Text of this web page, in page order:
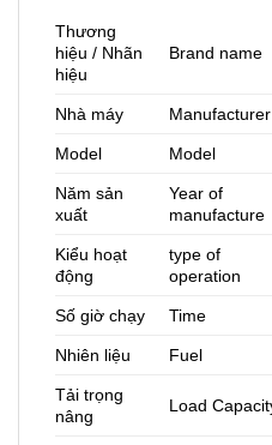
Thương
hiệu / Nhãn
hiệu
Brand name
Nhà máy Manufacturer
Model Model
Năm sản
xuất
Year of
manufacture
Kiểu hoạt
động
type of
operation
Số giờ chạy Time
Nhiên liệu Fuel
Tải trọng
nâng
Load